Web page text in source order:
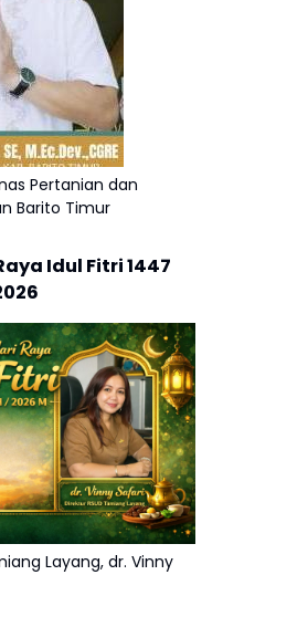
Pertanian dan
Barito Timur
Idul Fitri 1447
Layang, dr. Vinny